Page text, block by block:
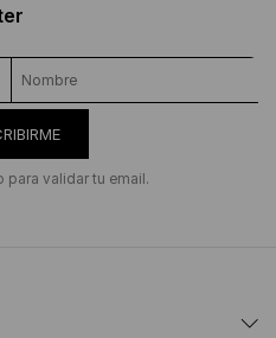
para validar tu email.